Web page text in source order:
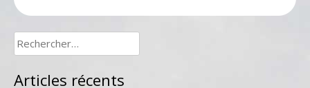
Rechercher :
Articles récents